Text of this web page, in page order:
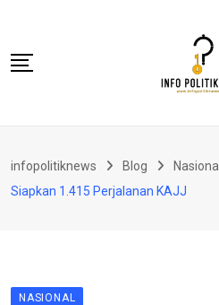
content
Politik & Hukum
infopolitiknews Blog Nasional
Siapkan 1.415 Perjalanan KAJJ
NASIONAL